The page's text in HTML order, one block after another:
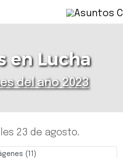
en Lucha
del año 2023
23 de agosto.
(11)